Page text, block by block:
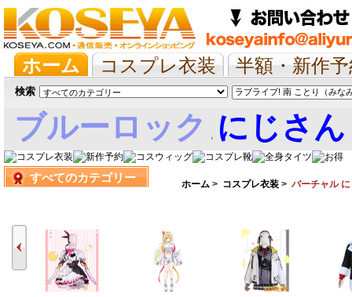
ホーム コスプレ衣装
半額・新作
抱き枕/布団/シーツ
ツイステ ウマ
検索
ブルーロック , にじさ
娘すべてのカテゴリー ホーム > コスプレ衣装 > バーチャル